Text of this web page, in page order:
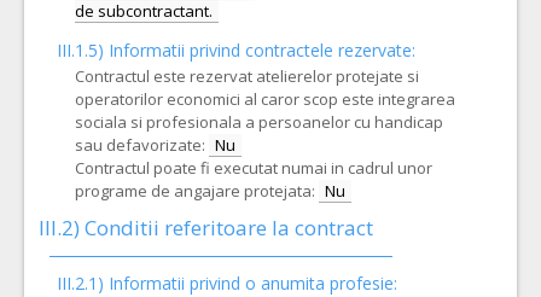
III.1.5) Informatii privind contractele rezervate:
Contractul este rezervat atelierelor protejate si
operatorilor economici al caror scop este integrarea
sociala si profesionala a persoanelor cu handicap
sau defavorizate: Nu
Contractul poate fi executat numai in cadrul unor
programe de angajare protejata: Nu
III.2) Conditii referitoare la contract
III.2.1) Informatii privind o anumita profesie: